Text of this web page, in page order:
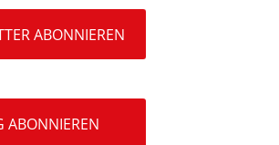
ABONNIEREN
ABONNIEREN